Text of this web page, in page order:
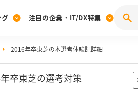
[27卒] 本選考体験記投稿キャンペー
グ
みんなのDX企業就職ブランド調査
注目の企業・IT/DX特集
2016年卒東芝の本選考体験記詳細
卒東芝の選考対策